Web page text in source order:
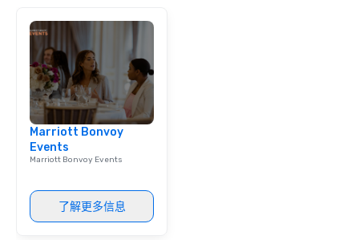
Marriott Bonvoy
Events
Marriott Bonvoy Events
了解更多信息